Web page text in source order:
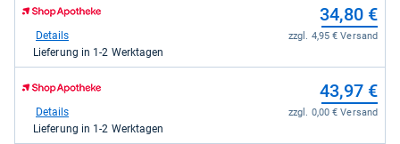
Shop:
Shop
für
kaufen.
34,80 €
zzgl. 4,95 € Versand
Details
Lieferung in 1-2 Werktagen
zum
Shop:
Shop
43,97 €
zzgl. 0,00 € Versand
Details
Lieferung in 1-2 Werktagen